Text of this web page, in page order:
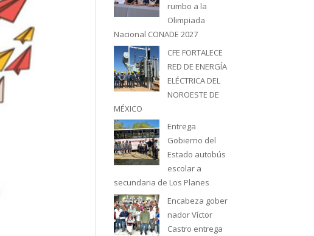
rumbo a la
Olimpiada
Nacional CONADE 2027
CFE FORTALECE
RED DE ENERGÍA
ELÉCTRICA DEL
NOROESTE DE
MÉXICO
Entrega
Gobierno del
Estado autobús
escolar a
secundaria de Los Planes
Encabeza gober
nador Víctor
Castro entrega